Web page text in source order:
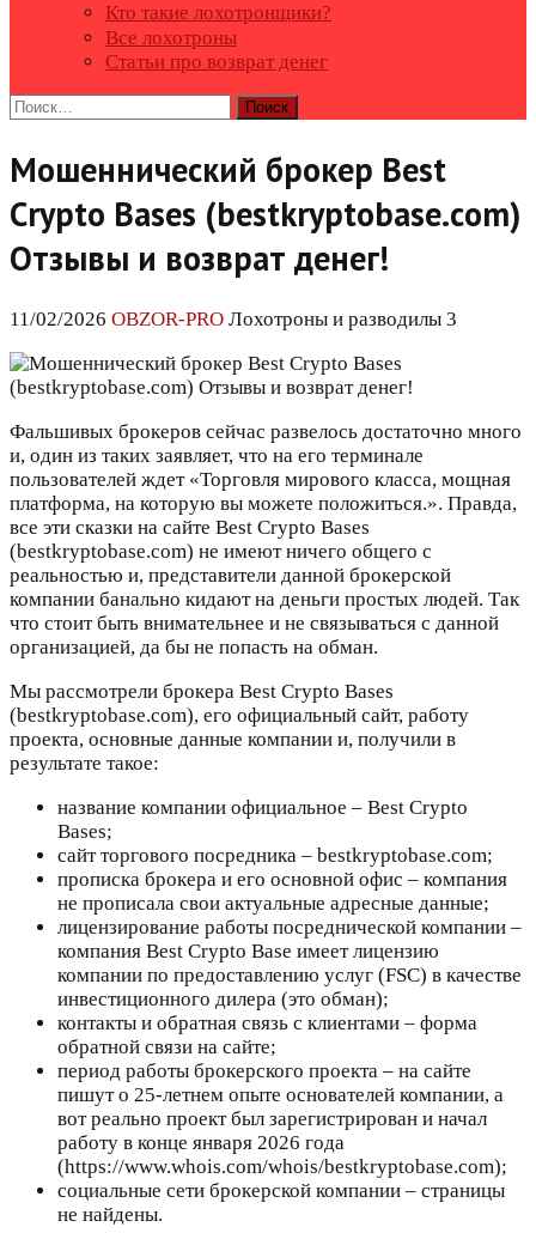
Кто такие лохотронщики?
Все лохотроны
Статьи про возврат денег
Найти:
Мошеннический брокер Best
Crypto Bases (bestkryptobase.com)
Отзывы и возврат денег!
11/02/2026 OBZOR-PRO Лохотроны и разводилы 3
Фальшивых брокеров сейчас развелось достаточно много
и, один из таких заявляет, что на его терминале
пользователей ждет «Торговля мирового класса, мощная
платформа, на которую вы можете положиться.». Правда,
все эти сказки на сайте Best Crypto Bases
(bestkryptobase.com) не имеют ничего общего с
реальностью и, представители данной брокерской
компании банально кидают на деньги простых людей. Так
что стоит быть внимательнее и не связываться с данной
организацией, да бы не попасть на обман.
Мы рассмотрели брокера Best Crypto Bases
(bestkryptobase.com), его официальный сайт, работу
проекта, основные данные компании и, получили в
результате такое:
название компании официальное – Best Crypto
Bases;
сайт торгового посредника – bestkryptobase.com;
прописка брокера и его основной офис – компания
не прописала свои актуальные адресные данные;
лицензирование работы посреднической компании –
компания Best Crypto Base имеет лицензию
компании по предоставлению услуг (FSC) в качестве
инвестиционного дилера (это обман);
контакты и обратная связь с клиентами – форма
обратной связи на сайте;
период работы брокерского проекта – на сайте
пишут о 25-летнем опыте основателей компании, а
вот реально проект был зарегистрирован и начал
работу в конце января 2026 года
(https://www.whois.com/whois/bestkryptobase.com);
социальные сети брокерской компании – страницы
не найдены.